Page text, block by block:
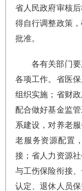
省人民政府审核
得自行调整政策
批准。
各有关部门
各项工作。省医
组织实施；省财
配合做好基金监
系建设，对养老
老服务资源配置
接；省人力资源
与工伤保险衔接
认定、退休人员